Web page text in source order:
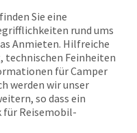
Sie eine
rund ums
Anmieten. Hilfreiche
technischen Feinheiten
für Camper
werden wir unser
so dass ein
für Reisemobil-